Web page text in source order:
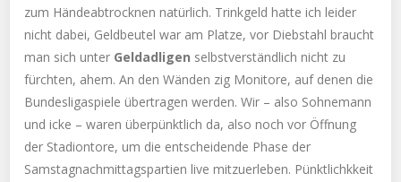
zum Händeabtrocknen natürlich. Trinkgeld hatte ich leider
nicht dabei, Geldbeutel war am Platze, vor Diebstahl braucht
man sich unter Geldadligen selbstverständlich nicht zu
fürchten, ahem. An den Wänden zig Monitore, auf denen die
Bundesligaspiele übertragen werden. Wir – also Sohnemann
und icke – waren überpünktlich da, also noch vor Öffnung
der Stadiontore, um die entscheidende Phase der
Samstagnachmittagspartien live mitzuerleben. Pünktlichkkeit